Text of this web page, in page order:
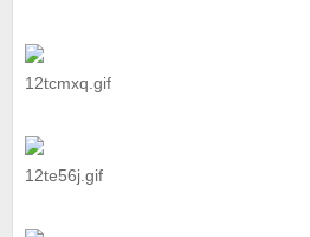
12tcmxq.gif
12te56j.gif